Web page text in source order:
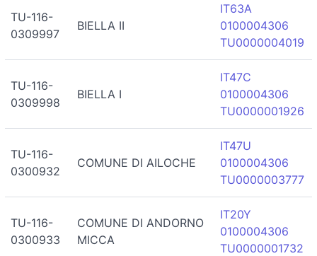
TU-116-
0309997
BIELLA II
IT63A
0100004306
TU0000004019
TU-116-
0309998
BIELLA I
IT47C
0100004306
TU0000001926
TU-116-
0300932
COMUNE DI AILOCHE
IT47U
0100004306
TU0000003777
TU-116-
0300933
COMUNE DI ANDORNO
MICCA
IT20Y
0100004306
TU0000001732